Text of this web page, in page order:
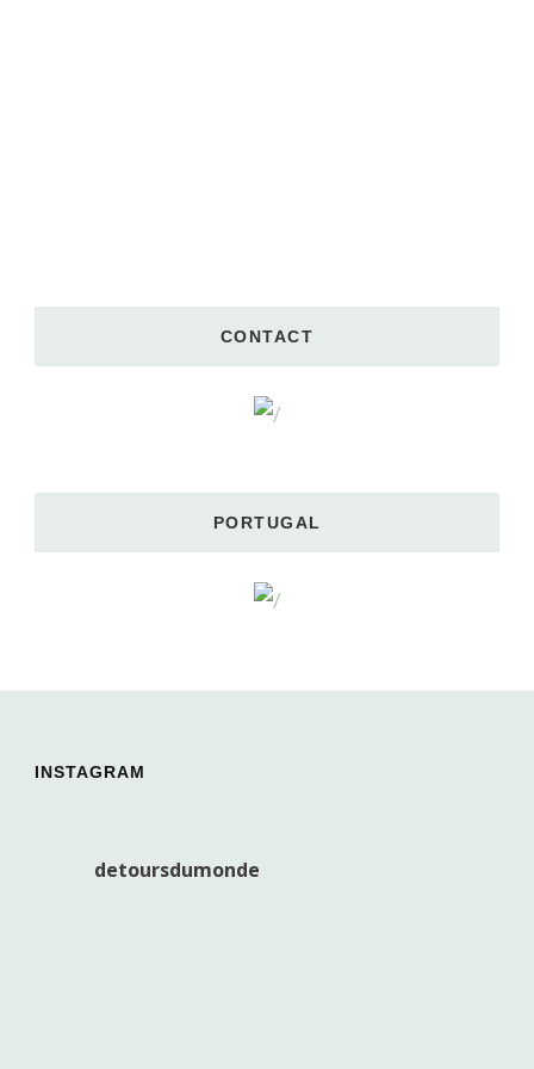
CONTACT
PORTUGAL
INSTAGRAM
detoursdumonde